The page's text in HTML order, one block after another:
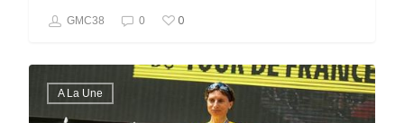
GMC38 0 0
A La Une